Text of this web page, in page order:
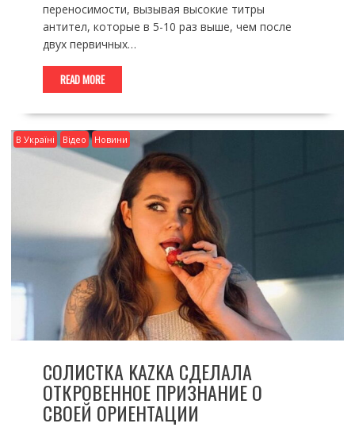
переносимости, вызывая высокие титры
антител, которые в 5-10 раз выше, чем после
двух первичных…
READ MORE
В Україні Відео Новини
СОЛИСТКА KAZKA СДЕЛАЛА
ОТКРОВЕННОЕ ПРИЗНАНИЕ О
СВОЕЙ ОРИЕНТАЦИИ